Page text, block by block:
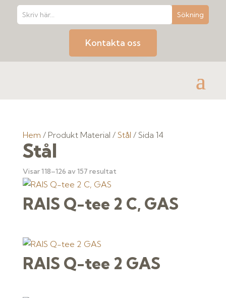
Kontakta oss
Hem / Produkt Material / Stål / Sida 14
Stål
Visar 118–126 av 157 resultat
RAIS Q-tee 2 C, GAS
RAIS Q-tee 2 GAS